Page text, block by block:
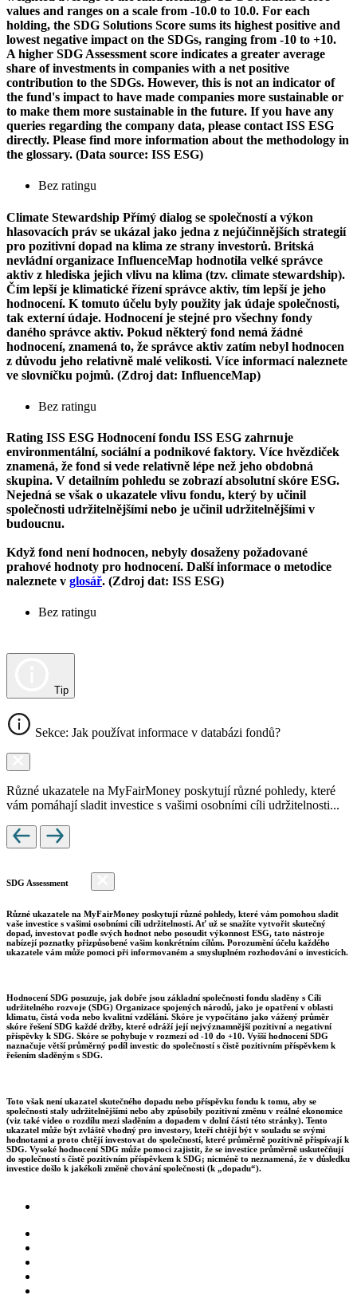
values and ranges on a scale from -10.0 to 10.0. For each
holding, the SDG Solutions Score sums its highest positive and
lowest negative impact on the SDGs, ranging from -10 to +10.
A higher SDG Assessment score indicates a greater average
share of investments in companies with a net positive
contribution to the SDGs. However, this is not an indicator of
the fund's impact to have made companies more sustainable or
to make them more sustainable in the future. If you have any
queries regarding the company data, please contact ISS ESG
directly. Please find more information about the methodology in
the glossary. (Data source: ISS ESG)
Bez ratingu
Climate Stewardship Přímý dialog se společností a výkon
hlasovacích práv se ukázal jako jedna z nejúčinnějších strategií
pro pozitivní dopad na klima ze strany investorů. Britská
nevládní organizace InfluenceMap hodnotila velké správce
aktiv z hlediska jejich vlivu na klima (tzv. climate stewardship).
Čím lepší je klimatické řízení správce aktiv, tím lepší je jeho
hodnocení. K tomuto účelu byly použity jak údaje společnosti,
tak externí údaje. Hodnocení je stejné pro všechny fondy
daného správce aktiv. Pokud některý fond nemá žádné
hodnocení, znamená to, že správce aktiv zatím nebyl hodnocen
z důvodu jeho relativně malé velikosti. Více informací naleznete
ve slovníčku pojmů. (Zdroj dat: InfluenceMap)
Bez ratingu
Rating ISS ESG Hodnocení fondu ISS ESG zahrnuje
environmentální, sociální a podnikové faktory. Více hvězdiček
znamená, že fond si vede relativně lépe než jeho obdobná
skupina. V detailním pohledu se zobrazí absolutní skóre ESG.
Nejedná se však o ukazatele vlivu fondu, který by učinil
společnosti udržitelnějšími nebo je učinil udržitelnějšími v
budoucnu.
Když fond není hodnocen, nebyly dosaženy požadované
prahové hodnoty pro hodnocení. Další informace o metodice
naleznete v glosář. (Zdroj dat: ISS ESG)
Bez ratingu
Tip
Sekce: Jak používat informace v databázi fondů?
Různé ukazatele na MyFairMoney poskytují různé pohledy, které
vám pomáhají sladit investice s vašimi osobními cíli udržitelnosti...
SDG Assessment
Různé ukazatele na MyFairMoney poskytují různé pohledy, které vám pomohou sladit
vaše investice s vašimi osobními cíli udržitelnosti. Ať už se snažíte vytvořit skutečný
dopad, investovat podle svých hodnot nebo posoudit výkonnost ESG, tato nástroje
nabízejí poznatky přizpůsobené vašim konkrétním cílům. Porozumění účelu každého
ukazatele vám může pomoci při informovaném a smysluplném rozhodování o investicích.
Hodnocení SDG posuzuje, jak dobře jsou základní společnosti fondu sladěny s Cíli
udržitelného rozvoje (SDG) Organizace spojených národů, jako je opatření v oblasti
klimatu, čistá voda nebo kvalitní vzdělání. Skóre je vypočítáno jako vážený průměr
skóre řešení SDG každé držby, které odráží její nejvýznamnější pozitivní a negativní
příspěvky k SDG. Skóre se pohybuje v rozmezí od -10 do +10. Vyšší hodnocení SDG
naznačuje větší průměrný podíl investic do společností s čistě pozitivním příspěvkem k
řešením sladěným s SDG.
Toto však není ukazatel skutečného dopadu nebo příspěvku fondu k tomu, aby se
společnosti staly udržitelnějšími nebo aby způsobily pozitivní změnu v reálné ekonomice
(viz také video o rozdílu mezi sladěním a dopadem v dolní části této stránky). Tento
ukazatel může být zvláště vhodný pro investory, kteří chtějí být v souladu se svými
hodnotami a proto chtějí investovat do společností, které průměrně pozitivně přispívají k
SDG. Vysoké hodnocení SDG může pomoci zajistit, že se investice průměrně uskutečňují
do společností s čistě pozitivním příspěvkem k SDG; nicméně to neznamená, že v důsledku
investice došlo k jakékoli změně chování společnosti (k „dopadu“).